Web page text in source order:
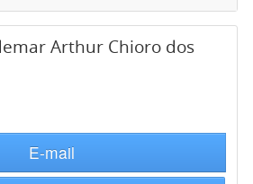
Arthur Chioro dos
E-mail